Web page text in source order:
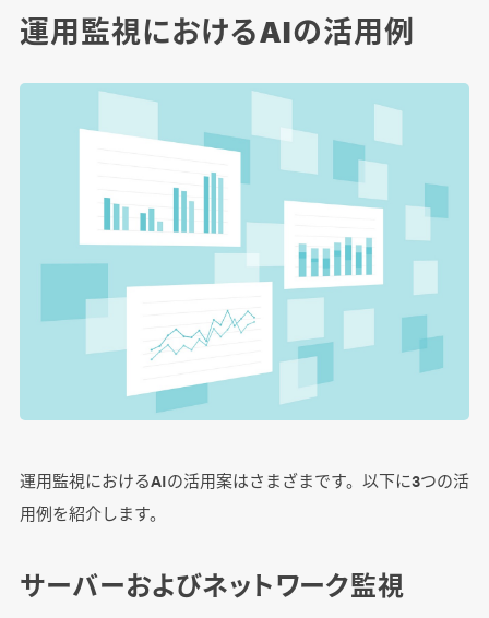
運用監視におけるAIの活用例
運用監視におけるAIの活用案はさまざまです。以下に3つの活
用例を紹介します。
サーバーおよびネットワーク監視